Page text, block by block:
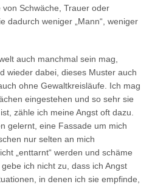
Schwäche, Trauer oder
dadurch weniger „Mann“, weniger
auch manchmal sein mag,
wieder dabei, dieses Muster auch
ohne Gewaltkreisläufe. Ich mag
eingestehen und so sehr sie
zähle ich meine Angst oft dazu.
gelernt, eine Fassade um mich
nur selten an mich
„enttarnt“ werden und schäme
ich nicht zu, dass ich Angst
in denen ich sie empfinde,